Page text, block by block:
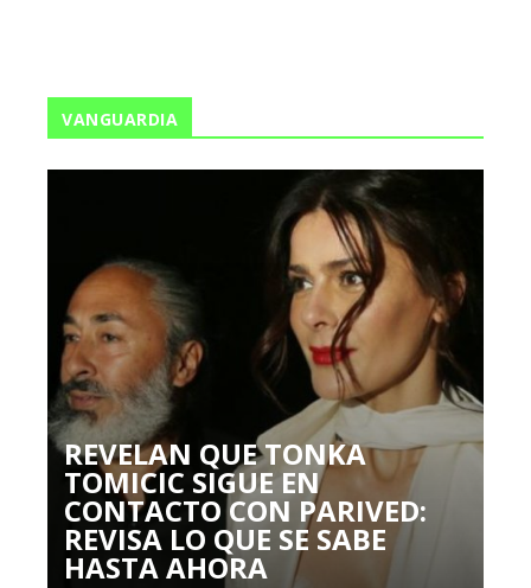
VANGUARDIA
REVELAN QUE TONKA
TOMICIC SIGUE EN
CONTACTO CON PARIVED:
REVISA LO QUE SE SABE
HASTA AHORA